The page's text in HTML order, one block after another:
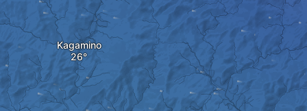
Kagamino